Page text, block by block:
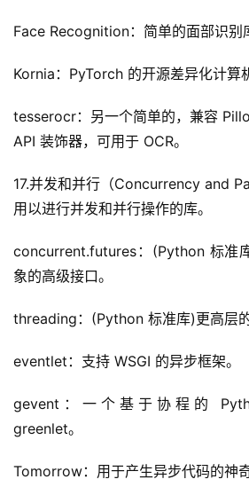
Face Recognition：简单的面部识别
Kornia：PyTorch 的开源差异化计算
tesserocr：另一个简单的，兼容
API 装饰器，可用于 OCR。
17.并发和并行（Concurrency and
用以进行并发和并行操作的库。
concurrent.futures：(Python 标准
象的高级接口。
threading：(Python 标准库)更高层的
eventlet：支持 WSGI 的异步框架。
gevent：一个基于协程的
greenlet。
Tomorrow：用于产生异步代码的神